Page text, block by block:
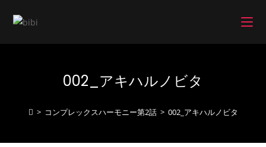
プ
002_アキハルノビタ
> コンプレックスハーモニー第2話 > 002_アキハルノビタ